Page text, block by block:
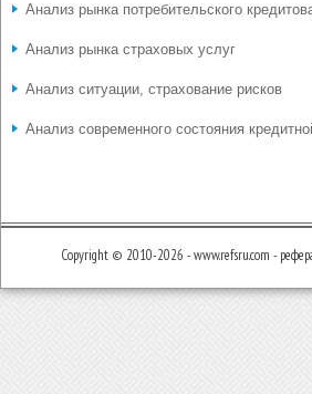
Анализ рынка потребительского
Анализ рынка страховых услуг
Анализ ситуации, страхование рисков
Анализ современного состояния
Copyright © 2010-2026 - www.refsru.com -